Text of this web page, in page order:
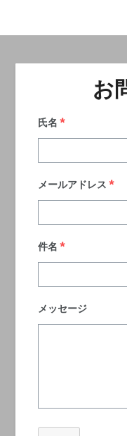
お
氏名 *
メールアドレス *
件名 *
メッセージ